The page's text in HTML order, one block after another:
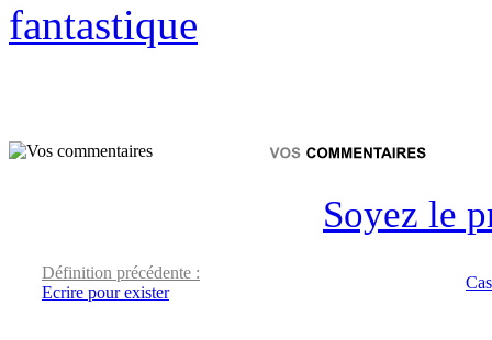
fantastique
Soyez le
Définition précédente :
Ecrire pour exister